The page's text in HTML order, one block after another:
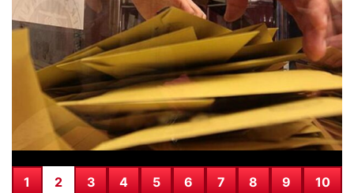
1 2 3 4 5 6 7 8 9 10